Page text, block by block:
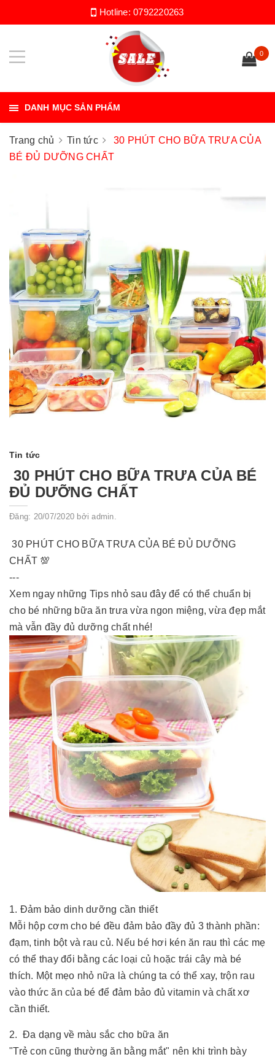
Hotline:0792220263
0
DANH MỤC SẢN PHẨM
Trang chủ Tin tức
30 PHÚT CHO BỮA TRƯA CỦA
BÉ ĐỦ DƯỠNG CHẤT
Tin tức
30 PHÚT CHO BỮA TRƯA CỦA BÉ
ĐỦ DƯỠNG CHẤT
Đăng: 20/07/2020 bởi admin.
30 PHÚT CHO BỮA TRƯA CỦA BÉ ĐỦ DƯỠNG
CHẤT 💯
---
Xem ngay những Tips nhỏ sau đây để có thể chuẩn bị
cho bé những bữa ăn trưa vừa ngon miệng, vừa đẹp mắt
mà vẫn đầy đủ dưỡng chất nhé!
1. Đảm bảo dinh dưỡng cần thiết
Mỗi hộp cơm cho bé đều đảm bảo đầy đủ 3 thành phần:
đạm, tinh bột và rau củ. Nếu bé hơi kén ăn rau thì các mẹ
có thể thay đổi bằng các loại củ hoặc trái cây mà bé
thích. Một mẹo nhỏ nữa là chúng ta có thể xay, trộn rau
vào thức ăn của bé để đảm bảo đủ vitamin và chất xơ
cần thiết.
2. Đa dạng về màu sắc cho bữa ăn
"Trẻ con cũng thường ăn bằng mắt" nên khi trình bày